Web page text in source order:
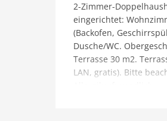
2-Zimmer-
eingerichtet:
(Backofen,
Dusche/WC.
Terrasse 30 m2.
LAN, gratis). Bitte